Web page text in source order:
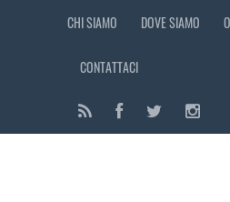
CHI SIAMO DOVE SIAMO
CONTATTACI